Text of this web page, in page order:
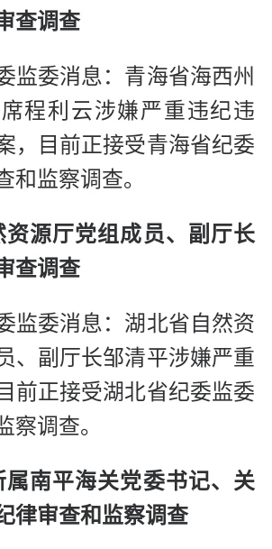
查调查
监委消息：青海省海西州
程利云涉嫌严重违纪违
，目前正接受青海省纪委
和监察调查。
资源厅党组成员、副厅长
查调查
监委消息：湖北省自然资
、副厅长邹清平涉嫌严重
前正接受湖北省纪委监委
察调查。
属南平海关党委书记、关
律审查和监察调查